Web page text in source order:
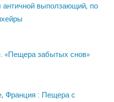
выползающий, по
«Пещера забытых снов»
Франция : Пещера с